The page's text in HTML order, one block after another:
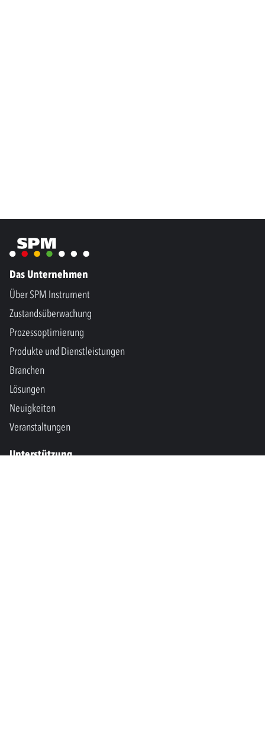
Das Unternehmen
Über SPM Instrument
Zustandsüberwachung
Prozessoptimierung
Produkte und Dienstleistungen
Branchen
Lösungen
Neuigkeiten
Veranstaltungen
Unterstützung